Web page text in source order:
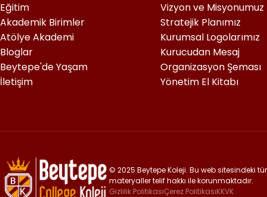
Eğitim
Akademik Birimler
Atölye Akademi
Bloglar
Beytepe'de Yaşam
İletişim
Vizyon ve Misyonumuz
Stratejik Planımız
Kurumsal Logolarımız
Kurucudan Mesaj
Organizasyon Şeması
Yönetim El Kitabı
© 2025 Beytepe Koleji. Bu web sitesindeki
materyaller telif hakkı ile korunmaktadır.
Gizlilik PolitikasıÇerez PolitikasıKKVK